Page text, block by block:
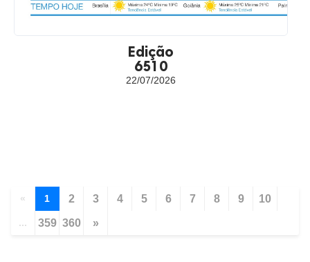
Edição
6510
22/07/2026
« 1 2 3 4 5 6 7 8 9 10
... 359 360 »